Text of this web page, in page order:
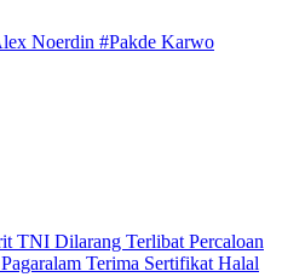
Noerdin #Pakde Karwo
TNI Dilarang Terlibat Percaloan
Terima Sertifikat Halal